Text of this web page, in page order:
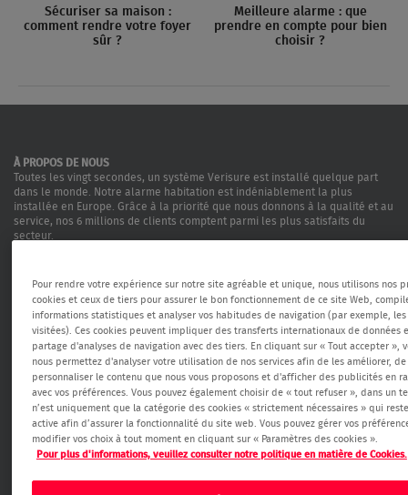
Sécuriser sa maison :
comment rendre votre foyer
sûr ?
Meilleure alarme : que
prendre en compte pour bien
choisir ?
À PROPOS DE NOUS
Toutes les vingt secondes, un système Verisure est installé quelque part
dans le monde. Notre alarme habitation est indéniablement la plus
installée en Europe. Grâce à la priorité que nous donnons à la qualité et au
service, nos 6 millions de clients comptent parmi les plus satisfaits du
secteur.
Déclaration de confidentialité
Charte cookies
Informations précontractuelles
Conditions générales d’utilisation
Politique de divulgation responsable
Assurance
Pour rendre votre expérience sur notre site agréable et unique, nous utilisons nos
cookies et ceux de tiers pour assurer le bon fonctionnement de ce site Web,
informations statistiques et analyser vos habitudes de navigation (par exemple, les
visitées). Ces cookies peuvent impliquer des transferts internationaux de données
partage d'analyses de navigation avec des tiers. En cliquant sur « Tout accepter »,
nous permettez d'analyser votre utilisation de nos services afin de les améliorer, de
personnaliser le contenu que nous vous proposons et d'afficher des publicités en
avec vos préférences. Vous pouvez également choisir de « tout refuser », dans un
n’est uniquement que la catégorie des cookies « strictement nécessaires » qui
active afin d’assurer la fonctionnalité du site web. Vous pouvez gérer vos
modifier vos choix à tout moment en cliquant sur « Paramètres des cookies ».
Pour plus d'informations, veuillez consulter notre politique en matière de Cookies.